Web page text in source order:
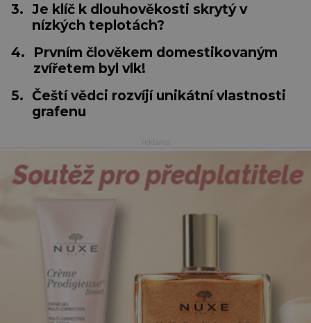
3. Je klíč k dlouhověkosti skrytý v
nízkých teplotách?
4.
Prvním člověkem domestikovaným
zvířetem byl vlk!
5. Čeští vědci rozvíjí unikátní vlastnosti
grafenu